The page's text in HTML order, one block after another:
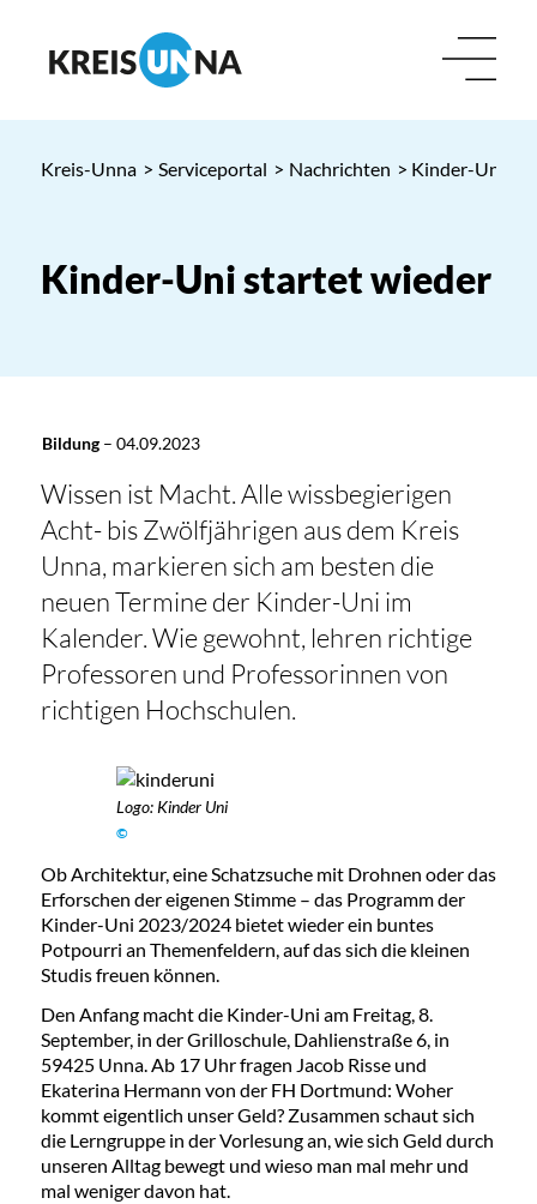
Kreis-Unna > Serviceportal > Nachrichten > Kinder-Uni
Kinder-Uni startet wieder
Bildung– 04.09.2023
Wissen ist Macht. Alle wissbegierigen
Acht- bis Zwölfjährigen aus dem Kreis
Unna, markieren sich am besten die
neuen Termine der Kinder-Uni im
Kalender. Wie gewohnt, lehren richtige
Professoren und Professorinnen von
richtigen Hochschulen.
Logo: Kinder Uni
©
Ob Architektur, eine Schatzsuche mit Drohnen oder das
Erforschen der eigenen Stimme – das Programm der
Kinder-Uni 2023/2024 bietet wieder ein buntes
Potpourri an Themenfeldern, auf das sich die kleinen
Studis freuen können.
Den Anfang macht die Kinder-Uni am Freitag, 8.
September, in der Grilloschule, Dahlienstraße 6, in
59425 Unna. Ab 17 Uhr fragen Jacob Risse und
Ekaterina Hermann von der FH Dortmund: Woher
kommt eigentlich unser Geld? Zusammen schaut sich
die Lerngruppe in der Vorlesung an, wie sich Geld durch
unseren Alltag bewegt und wieso man mal mehr und
mal weniger davon hat.